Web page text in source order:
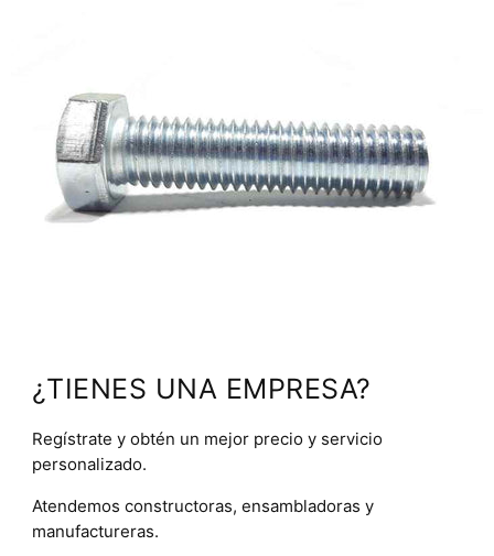
¿TIENES UNA EMPRESA?
Regístrate y obtén un mejor precio y servicio
personalizado.
Atendemos constructoras, ensambladoras y
manufactureras.